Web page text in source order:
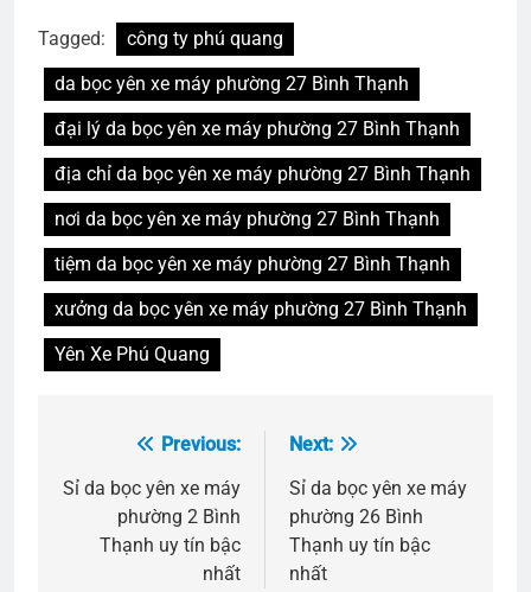
Tagged:
công ty phú quang
da bọc yên xe máy phường 27 Bình Thạnh
đại lý da bọc yên xe máy phường 27 Bình Thạnh
địa chỉ da bọc yên xe máy phường 27 Bình Thạnh
nơi da bọc yên xe máy phường 27 Bình Thạnh
tiệm da bọc yên xe máy phường 27 Bình Thạnh
xưởng da bọc yên xe máy phường 27 Bình Thạnh
Yên Xe Phú Quang
hướng
Previous:
Sỉ da bọc yên xe máy
phường 2 Bình
Thạnh uy tín bậc
nhất
Next:
Sỉ da bọc yên xe máy
phường 26 Bình
Thạnh uy tín bậc
nhất